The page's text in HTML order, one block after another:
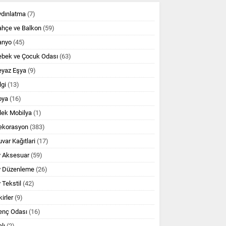
(7)
ve Balkon (59)
(45)
ve Çocuk Odası(63)
Eşya (9)
(13)
(16)
Mobilya (1)
(383)
Kağıtlari (17)
Aksesuar(59)
Düzenleme (26)
Tekstil (42)
(9)
Odası (16)